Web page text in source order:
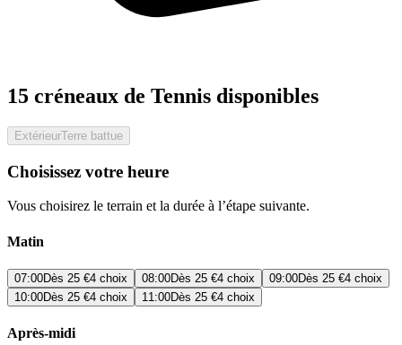
15 créneaux de Tennis disponibles
ExtérieurTerre battue
Choisissez votre heure
Vous choisirez le terrain et la durée à l’étape suivante.
Matin
07:00Dès 25 €4 choix 08:00Dès 25 €4 choix 09:00Dès 25 €4 choix
10:00Dès 25 €4 choix 11:00Dès 25 €4 choix
Après-midi